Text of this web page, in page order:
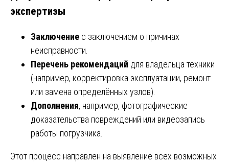
экспертизы
Заключение с заключением о причинах
неисправности.
Перечень рекомендаций для владельца техники
(например, корректировка эксплуатации, ремонт
или замена определённых узлов).
Дополнения, например, фотографические
доказательства повреждений или видеозапись
работы погрузчика.
Этот процесс направлен на выявление всех возможных